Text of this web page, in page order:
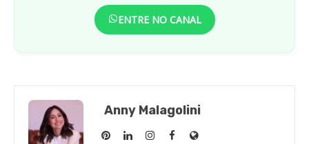
ENTRE NO CANAL
Anny Malagolini
AnnyAnnyAnnyAnnySite